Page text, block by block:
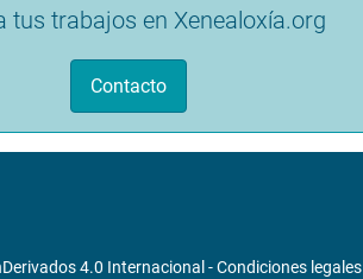
tus trabajos en Xenealoxía.org
Contacto
4.0 Internacional -Condiciones legales